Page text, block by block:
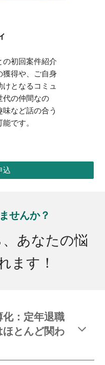
の初回案件紹介
獲得や、ご自身
となるコミュ
代の仲間なの
など話の合う
です。
込
せんか？
、あなたの悩
ます！
：定年退職
とんど関わ